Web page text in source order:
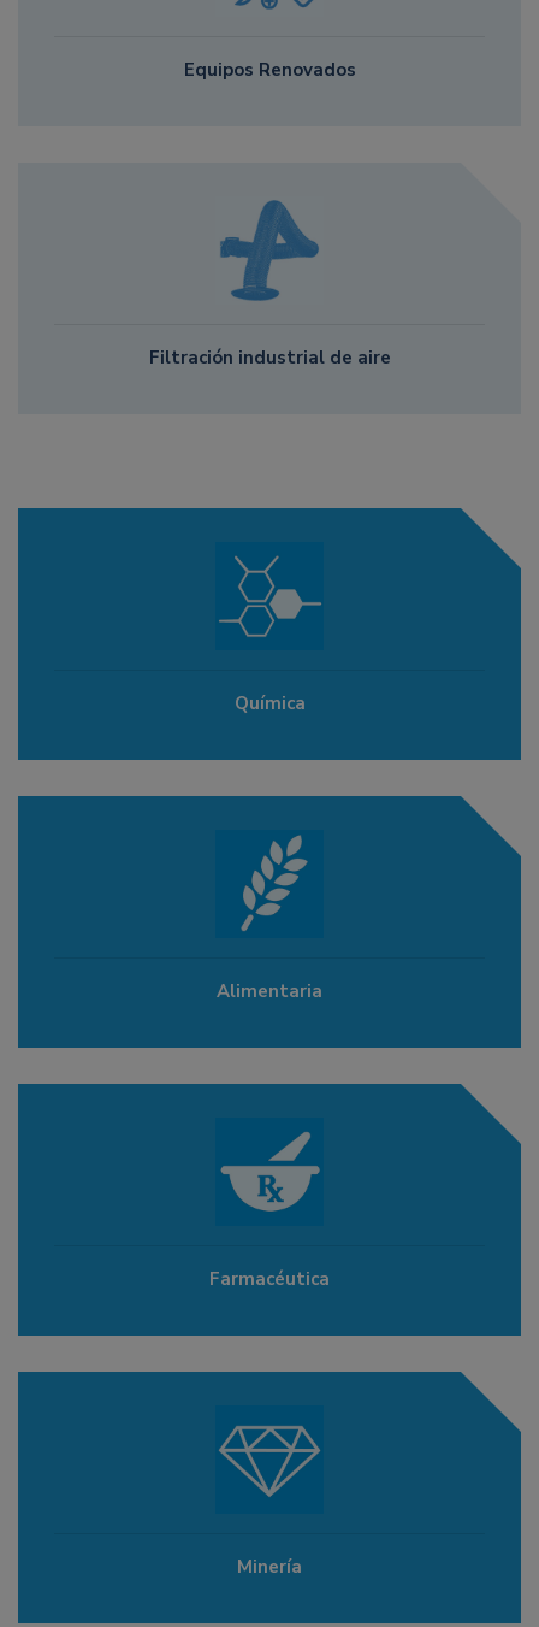
Equipos Renovados
Filtración industrial de aire
Química
Alimentaria
Farmacéutica
Minería